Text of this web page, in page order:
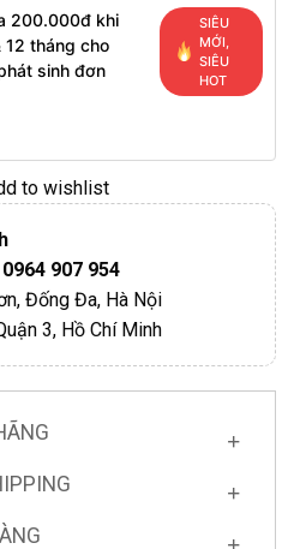
200.000đ khi
12 tháng cho
sinh đơn
SIÊU
MỚI,
SIÊU
HOT
to wishlist
907 954
Đống Đa, Hà Nội
3, Hồ Chí Minh